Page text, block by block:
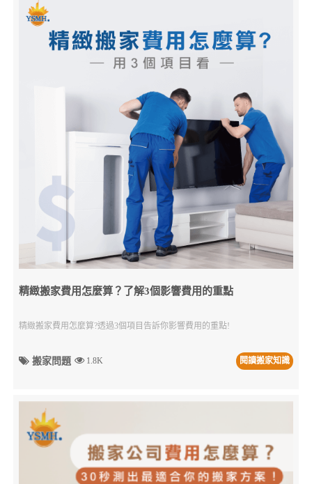
精緻搬家費用怎麼算？了解3個影響費用的重點
精緻搬家費用怎麼算?透過3個項目告訴你影響費用的重點!
搬家問題 1.8K 閱讀搬家知識